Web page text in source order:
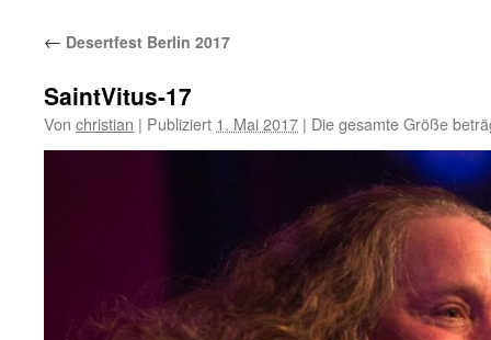
← Desertfest Berlin 2017
SaintVitus-17
Von christian | Publiziert 1. Mai 2017 | Die gesamte Größe